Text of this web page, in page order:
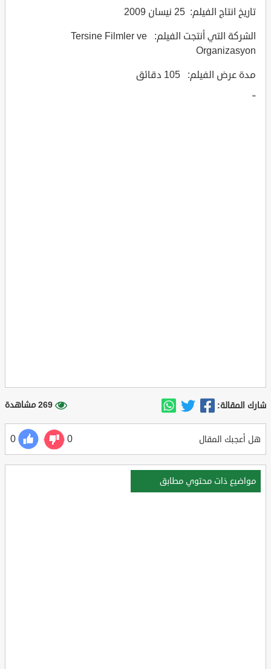
تاريخ انتاج الفيلم: 25 نيسان 2009
الشركة التي أنتجت الفيلم: Tersine Filmler ve
Organizasyon
مدة عرض الفيلم: 105 دقائق
"
شارك المقالة: 269 مشاهدة
هل أعجبك المقال 0
0
مواضيع ذات محتوي مطابق